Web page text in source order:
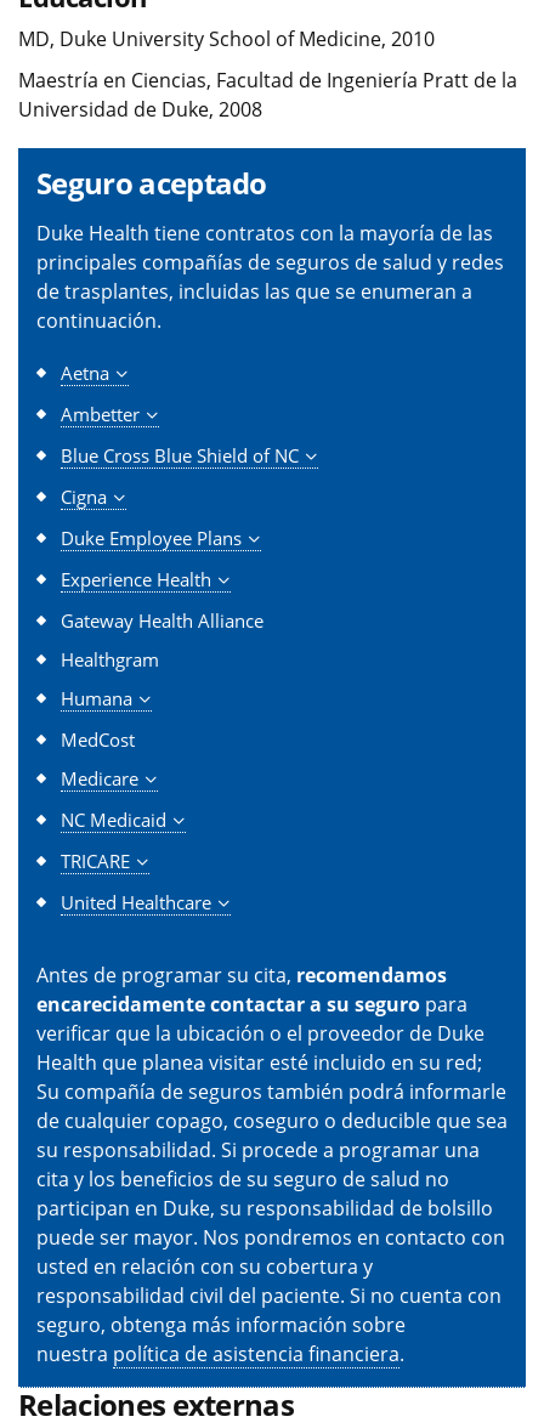
MD, Duke University School of Medicine, 2010
Maestría en Ciencias, Facultad de Ingeniería Pratt de la
Universidad de Duke, 2008
Seguro aceptado
Duke Health tiene contratos con la mayoría de las
principales compañías de seguros de salud y redes
de trasplantes, incluidas las que se enumeran a
continuación.
Aetna
Ambetter
Blue Cross Blue Shield of NC
Cigna
Duke Employee Plans
Experience Health
Gateway Health Alliance
Healthgram
Humana
MedCost
Medicare
NC Medicaid
TRICARE
United Healthcare
Antes de programar su cita, recomendamos
encarecidamente contactar a su seguro para
verificar que la ubicación o el proveedor de Duke
Health que planea visitar esté incluido en su red;
Su compañía de seguros también podrá informarle
de cualquier copago, coseguro o deducible que sea
su responsabilidad. Si procede a programar una
cita y los beneficios de su seguro de salud no
participan en Duke, su responsabilidad de bolsillo
puede ser mayor. Nos pondremos en contacto con
usted en relación con su cobertura y
responsabilidad civil del paciente. Si no cuenta con
seguro, obtenga más información sobre
nuestra política de asistencia financiera.
Relaciones externas